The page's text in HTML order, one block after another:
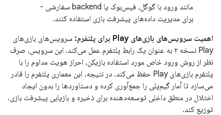
مانند ورود با گوگل، فیس‌بوک یا backend سفارشی -
برای مدیریت داده‌های پیشرفت بازی استفاده کنند.
اهمیت سرویس‌های بازی‌های Play برای پلتفرم:
سرویس‌های بازی‌های
Play نسخه ۲ به عنوان یک رابط پلتفرم عمل می‌کند. این سرویس، صرف
نظر از روش ورود خاص مورد استفاده بازیکن، احراز هویت مداوم را با
پلتفرم بازی‌های Play حفظ می‌کند. در نتیجه، این معماری پلتفرم را قادر
می‌سازد تا آمار گیم‌پلی را جمع‌آوری کرده و دستاوردها را بدون ایجاد
اختلال در منطق داخلی توسعه‌دهنده برای ذخیره و بازیابی پیشرفت بازی،
توزیع کند.